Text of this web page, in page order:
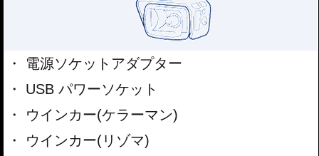
電源ソケットアダプター
USB パワーソケット
ウインカー(ケラーマン)
ウインカー(リゾマ)